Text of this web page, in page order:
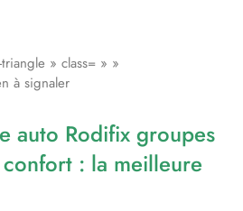
» class= » »
à signaler
auto Rodifix groupes
: la meilleure